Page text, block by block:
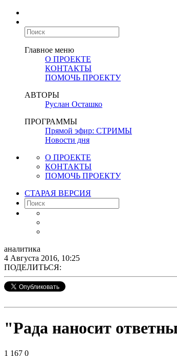
Главное меню
О ПРОЕКТЕ
КОНТАКТЫ
ПОМОЧЬ ПРОЕКТУ
АВТОРЫ
Руслан Осташко
ПРОГРАММЫ
Прямой эфир: СТРИМЫ
Новости дня
О ПРОЕКТЕ
КОНТАКТЫ
ПОМОЧЬ ПРОЕКТУ
СТАРАЯ ВЕРСИЯ
аналитика
4 Августа 2016, 10:25
ПОДЕЛИТЬСЯ:
"Рада наносит
1 167 0